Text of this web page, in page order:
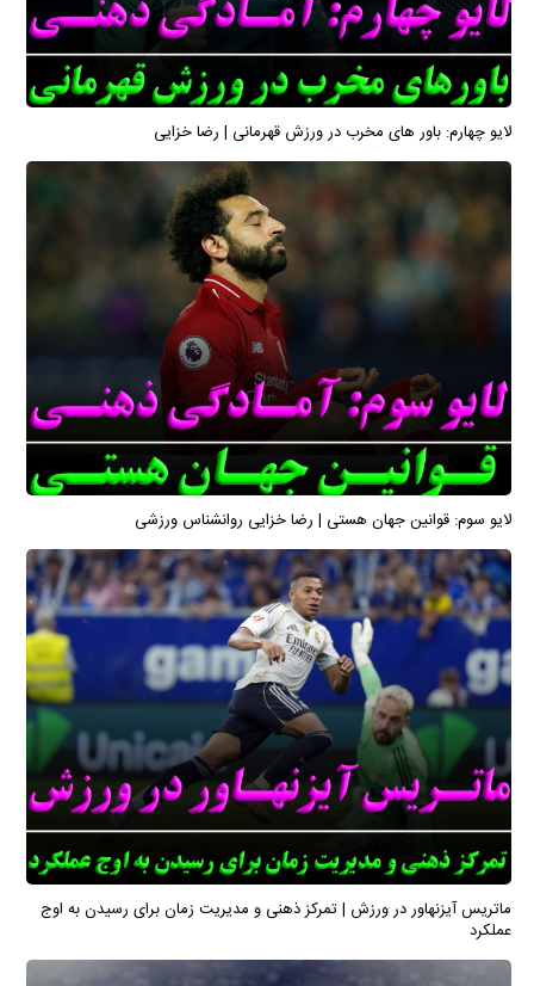
لایو چهارم: باور های مخرب در ورزش قهرمانی | رضا خزایی
لایو سوم: قوانین جهان هستی | رضا خزایی روانشناس ورزشی
ماتریس آیزنهاور در ورزش | تمرکز ذهنی و مدیریت زمان برای رسیدن به اوج
عملکرد